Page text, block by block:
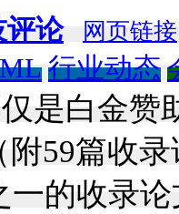
论 网页链接
行业动态
仅是白金
59篇收
一的收录